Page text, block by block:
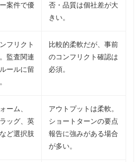
案件で優
否・品質は個社差が大
きい。
フリクト
監査関連
ールに留
比較的柔軟だが、事前
のコンフリクト確認は
必須。
ーム、
ッグ、英
ど選択肢
アウトプットは柔軟。
ショートターンの要点
報告に強みがある場合
が多い。